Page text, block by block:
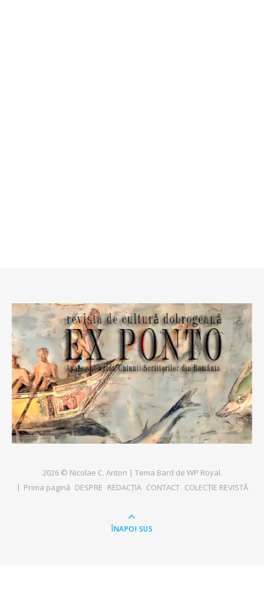
2026 © Nicolae C. Ariton | Tema Bard de WP Royal.
Prima pagină DESPRE REDACȚIA CONTACT COLECȚIE REVISTĂ
ÎNAPOI SUS